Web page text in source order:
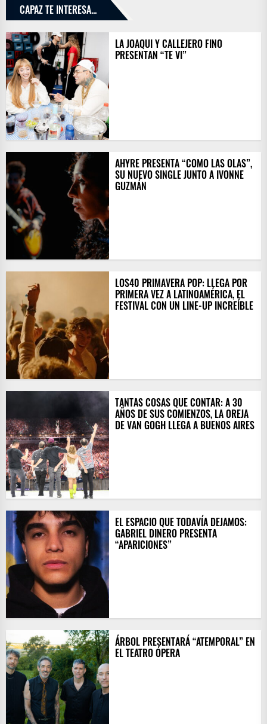
CAPAZ TE INTERESA...
LA JOAQUI Y CALLEJERO FINO
PRESENTAN “TE VI”
AHYRE PRESENTA “COMO LAS OLAS”,
SU NUEVO SINGLE JUNTO A IVONNE
GUZMÁN
LOS40 PRIMAVERA POP: LLEGA POR
PRIMERA VEZ A LATINOAMÉRICA, EL
FESTIVAL CON UN LINE-UP INCREÍBLE
TANTAS COSAS QUE CONTAR: A 30
AÑOS DE SUS COMIENZOS, LA OREJA
DE VAN GOGH LLEGA A BUENOS AIRES
EL ESPACIO QUE TODAVÍA DEJAMOS:
GABRIEL DINERO PRESENTA
“APARICIONES”
ÁRBOL PRESENTARÁ “ATEMPORAL” EN
EL TEATRO ÓPERA